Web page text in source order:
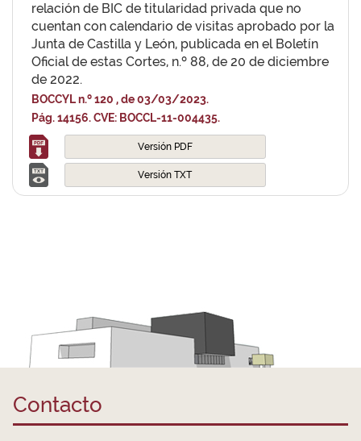
relación de BIC de titularidad privada que no
cuentan con calendario de visitas aprobado por la
Junta de Castilla y León, publicada en el Boletín
Oficial de estas Cortes, n.º 88, de 20 de diciembre
de 2022.
BOCCYL n.º 120 , de 03/03/2023.
Pág. 14156. CVE: BOCCL-11-004435.
Versión PDF
Versión TXT
Contacto